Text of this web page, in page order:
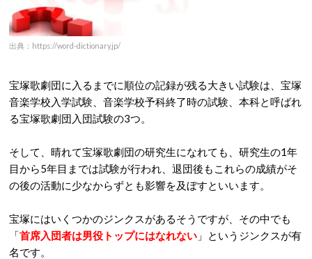
出典：https://word-dictionary.jp/
宝塚歌劇団に入るまでに順位の記録が残る大きい試験は、宝塚
音楽学校入学試験、音楽学校予科終了時の試験、本科と呼ばれ
る宝塚歌劇団入団試験の3つ。
そして、晴れて宝塚歌劇団の研究生になれても、研究生の1年
目から5年目までは試験が行われ、退団後もこれらの成績がそ
の後の活動に少なからずとも影響を及ぼすといいます。
宝塚にはいくつかのジンクスがあるそうですが、その中でも
「首席入団者は男役トップにはなれない 」というジンクスが有
名です。